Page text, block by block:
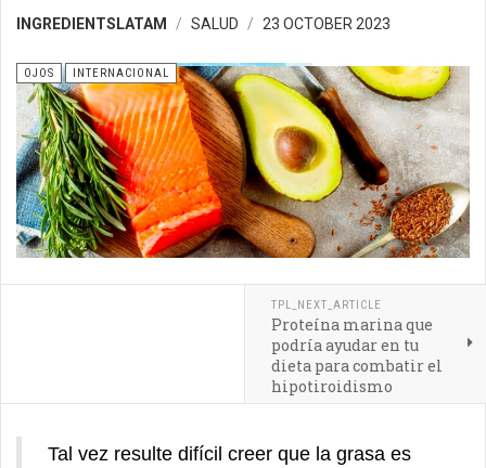
INGREDIENTSLATAM SALUD 23 OCTOBER 2023
OJOS INTERNACIONAL
TPL_NEXT_ARTICLE
Proteína marina que
podría ayudar en tu
dieta para combatir el
hipotiroidismo
Tal vez resulte difícil creer que la grasa es